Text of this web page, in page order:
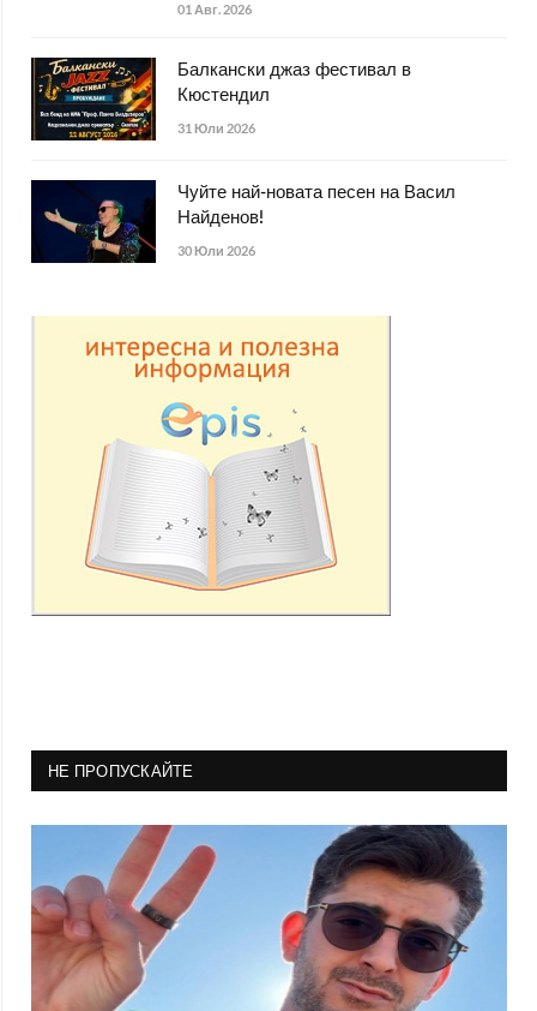
01 Авг. 2026
Балкански джаз фестивал в
Кюстендил
31 Юли 2026
Чуйте най-новата песен на Васил
Найденов!
30 Юли 2026
НЕ ПРОПУСКАЙТЕ